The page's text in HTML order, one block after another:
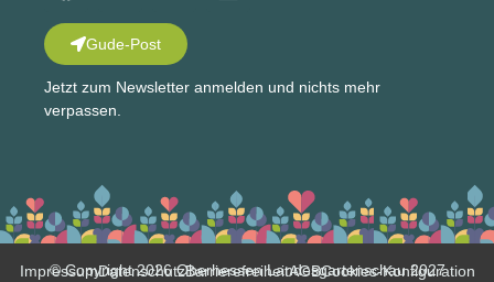
Gude-Post
Jetzt zum Newsletter anmelden und nichts mehr
verpassen.
© Copyright 2026 Oberhessen Landesgartenschau 2027
ImpressumDatenschutzBarrierefreiheitAGBCookies-Konfiguration